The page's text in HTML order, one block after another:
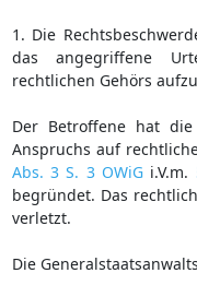
1. Die
das angegriffene
rechtlichen Gehörs
Der Betroffene hat
Anspruchs auf
Abs. 3 S. 3 OWiG i.V.m.
begründet. Das
verletzt.
Die